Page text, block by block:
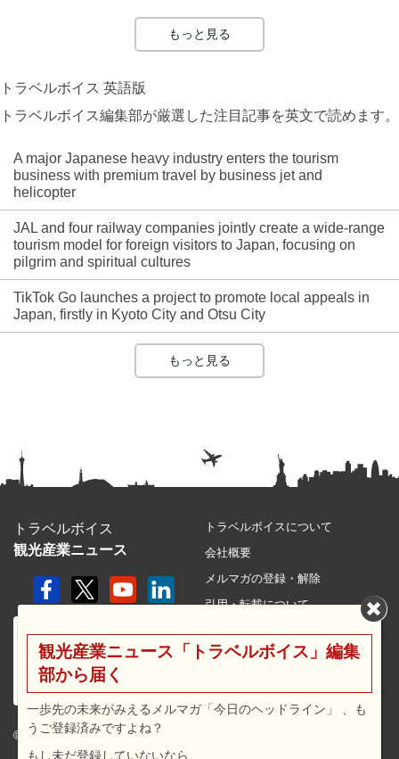
もっと見る
トラベルボイス 英語版
トラベルボイス編集部が厳選した注目記事を英文で読めます。
A major Japanese heavy industry enters the tourism
business with premium travel by business jet and
helicopter
JAL and four railway companies jointly create a wide-range
tourism model for foreign visitors to Japan, focusing on
pilgrim and spiritual cultures
TikTok Go launches a project to promote local appeals in
Japan, firstly in Kyoto City and Otsu City
もっと見る
トラベルボイス
観光産業ニュース
© 2026 travel voice.
トラベルボイスについて
会社概要
メルマガの登録・解除
引用・転載について
利用規約
広告メニュー・料金
観光産業ニュース「トラベルボイス」編集
部から届く
一歩先の未来がみえるメルマガ「今日のヘッドライン」 、も
うご登録済みですよね？
もし未だ登録していないなら…